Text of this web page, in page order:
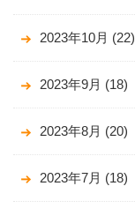
2023年10月 (22)
2023年9月 (18)
2023年8月 (20)
2023年7月 (18)